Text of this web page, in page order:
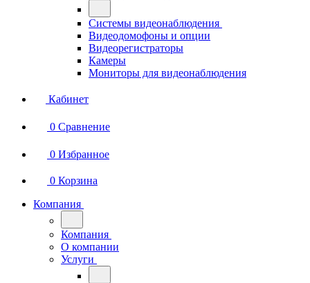
Системы видеонаблюдения
Видеодомофоны и опции
Видеорегистраторы
Камеры
Мониторы для видеонаблюдения
Кабинет
0 Сравнение
0 Избранное
0 Корзина
Компания
Компания
О компании
Услуги